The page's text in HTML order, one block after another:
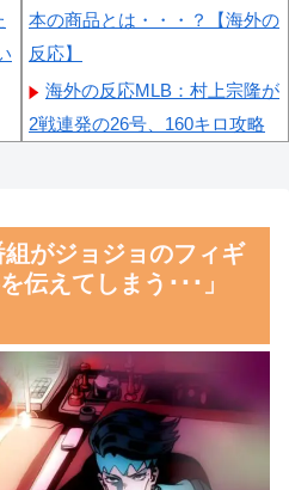
本の商品とは・・・？【海外の
反応】
海外の反応MLB：村上宗隆が
2戦連発の26号、160キロ攻略
に貢献
海外「なんてこった！」日本
とドイツの病院食のあまりの差
韓国人「日本夏の甲子園で意
外に今年から初めて許可された
事」
韓国人「韓国人が日本旅行で
がジョジョのフィギ
伝えてしまう･･･」